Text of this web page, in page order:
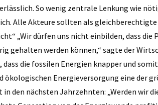
So wenig zentrale Lenkung wie
Alle Akteure sollten als gleichberechtigte
„Wir dürfen uns nicht einbilden, dass die
gehalten werden können,“ sagte der
dass die fossilen Energien knapper und
Energieversorgung eine der
den nächsten Jahrzehnten: „Werden wir